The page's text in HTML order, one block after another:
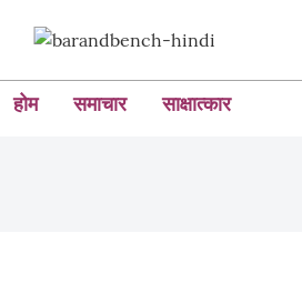
होम समाचार साक्षात्कार